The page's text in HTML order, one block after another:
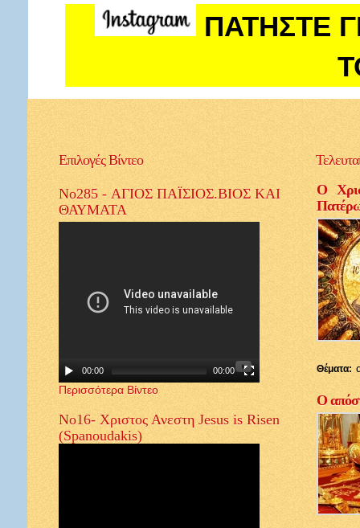
ΠΑΤΗΣΤΕ
ΕπιλογέςΒίντεο
No285 - ΑΓΙΟΣ ΠΑΪΣΙΟΣ.ΒΙΟΣ ΚΑΙ
ΘΑΥΜΑΤΑ
00:00 00:00
Περισσότερα Βίντεο
Νο16- Χριστος Ανεστη Jesus is Risen
(Spanoudakis)
Ο
Θέματα:
Ο